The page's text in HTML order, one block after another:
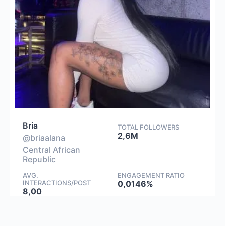
Bria
@briaalana
Central African
Republic
TOTAL FOLLOWERS
2,6M
AVG.
INTERACTIONS/POST
8,00
ENGAGEMENT RATIO
0,0146%